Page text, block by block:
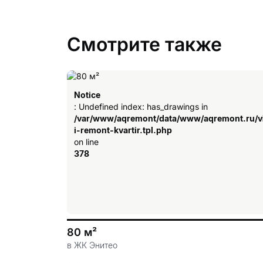
Смотрите также
Notice
: Undefined index: has_drawings in
/var/www/aqremont/data/www/aqremont.ru/
i-remont-kvartir.tpl.php
on line
378
80 м²
в ЖК Энитео